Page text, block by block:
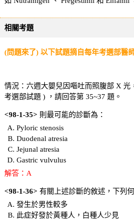
相關考題
(問題來了) 以下試題摘自每年考選部醫
情況：六週大嬰兒因嘔吐而照腹部 X 光
考選部試題 ) ，請回答第 35~37 題。
<98-1-35> 則最可能的診斷為：
Pyloric stenosis
Duodenal atresia
Jejunal atresia
Gastric vulvulus
解答：A
<98-1-36> 有關上述診斷的敘述，下列
發生於男性較多
此症好發於黃種人，白種人少見